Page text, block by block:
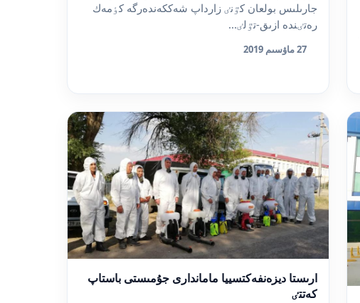
جارىلىس بولعان كٷنٸ زارداپ شەككەندەرگە كٶمەك
رەتٸندە ازىق-تٷلٸ...
27 ماۋسىم 2019
ارىستا ديزەنفەكتسييا ماماندارى جۇمىستى باستاپ
كەتتٸ